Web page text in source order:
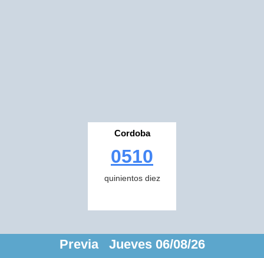
Cordoba
0510
quinientos diez
Previa Jueves 06/08/26